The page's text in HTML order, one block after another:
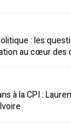
: les
au cœur des
à la CPI :